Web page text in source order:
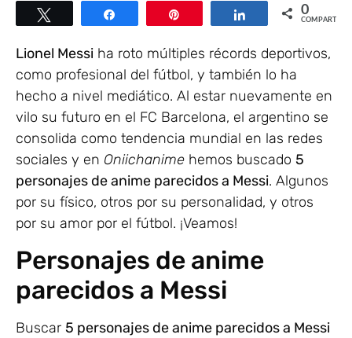
Compartir Compartir0
COMPARTIR
Lionel Messi ha roto múltiples récords deportivos,
como profesional del fútbol, y también lo ha
hecho a nivel mediático. Al estar nuevamente en
vilo su futuro en el FC Barcelona, el argentino se
consolida como tendencia mundial en las redes
sociales y en Oniichanime hemos buscado 5
personajes de anime parecidos a Messi. Algunos
por su físico, otros por su personalidad, y otros
por su amor por el fútbol. ¡Veamos!
Personajes de anime
parecidos a Messi
Buscar 5 personajes de anime parecidos a Messi